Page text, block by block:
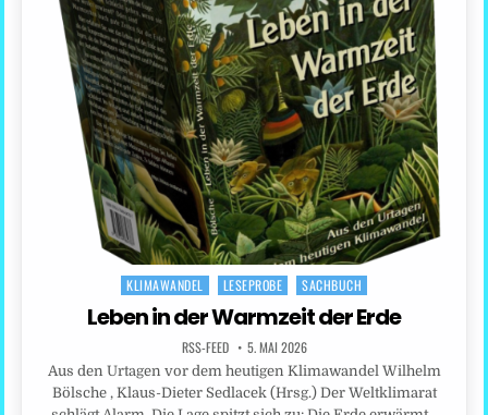
Posted
KLIMAWANDEL LESEPROBE SACHBUCH
Leben in der Warmzeit der Erde
RSS-FEED 5. MAI 2026
Aus den Urtagen vor dem heutigen Klimawandel Wilhelm
Bölsche , Klaus-Dieter Sedlacek (Hrsg.) Der Weltklimarat